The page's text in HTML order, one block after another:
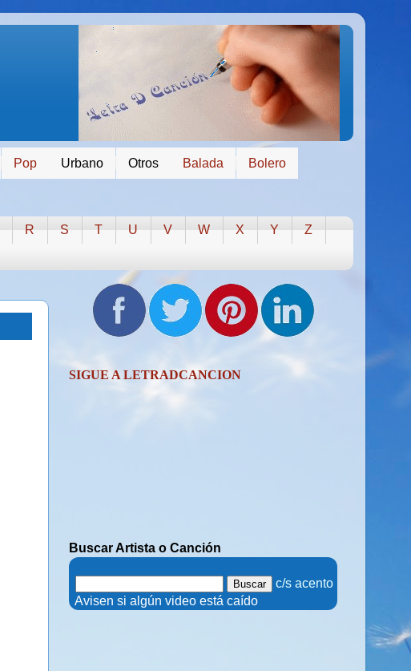
Pop Urbano Otros Balada Bolero
R S T U V W X Y
Z
SIGUE A LETRADCANCION
Buscar Artista o Canción
c/s acento
. Avisen si algún video está caído